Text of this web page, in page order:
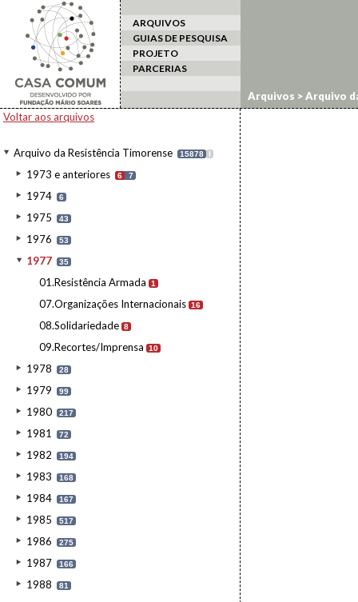
ARQUIVOS
GUIAS DE PESQUISA
PROJETO
PARCERIAS
Voltar aos arquivos
Arquivo da Resistência Timorense 15878 I
1973 e anteriores 6 7
1974 6
1975 43
1976 53
1977 35
01.Resistência Armada 1
07.Organizações Internacionais 16
08.Solidariedade 8
09.Recortes/Imprensa 10
1978 28
1979 99
1980 217
1981 72
1982 194
1983 168
1984 167
1985 517
1986 275
1987 166
1988 81
Arquivos >Arquivo